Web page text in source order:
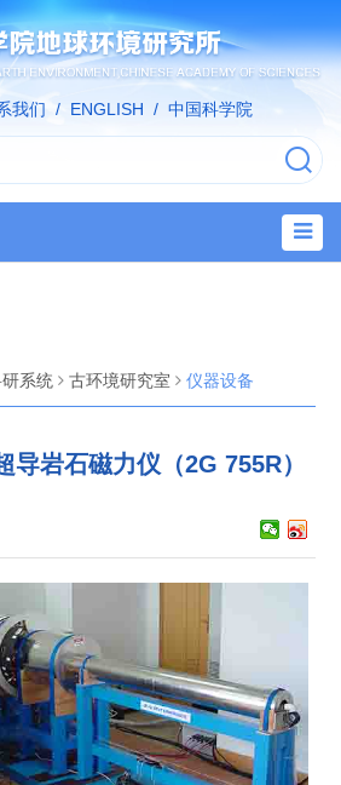
我们 / ENGLISH / 中国科学院
系统 古环境研究室 仪器设备
岩石磁力仪（2G 755R）